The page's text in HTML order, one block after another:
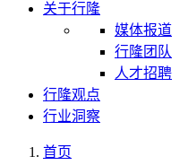
关于行隆
媒体报道
行隆团队
人才招聘
行隆观点
行业洞察
首页